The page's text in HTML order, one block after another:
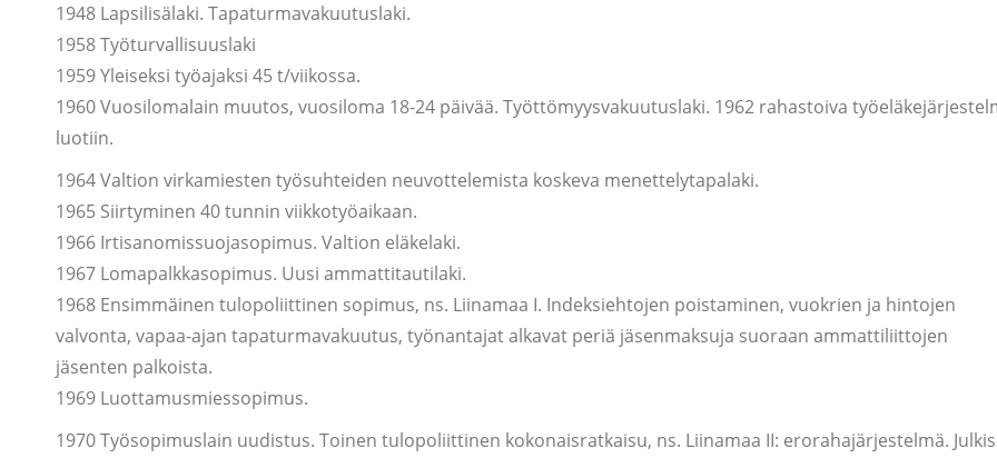
1948 Lapsilisälaki. Tapaturmavakuutuslaki.
1958 Työturvallisuuslaki
1959 Yleiseksi työajaksi 45 t/viikossa.
1960 Vuosilomalain muutos, vuosiloma 18-24 päivää. Työttömyysvakuutuslaki. 1962 rahastoiva
luotiin.
1964 Valtion virkamiesten työsuhteiden neuvottelemista koskeva menettelytapalaki.
1965 Siirtyminen 40 tunnin viikkotyöaikaan.
1966 Irtisanomissuojasopimus. Valtion eläkelaki.
1967 Lomapalkkasopimus. Uusi ammattitautilaki.
1968 Ensimmäinen tulopoliittinen sopimus, ns. Liinamaa I. Indeksiehtojen poistaminen, vuokrien ja hintojen
valvonta, vapaa-ajan tapaturmavakuutus, työnantajat alkavat periä jäsenmaksuja suoraan ammattiliittojen
jäsenten palkoista.
1969 Luottamusmiessopimus.
1970 Työsopimuslain uudistus. Toinen tulopoliittinen kokonaisratkaisu, ns. Liinamaa II: erorahajärjestelmä.